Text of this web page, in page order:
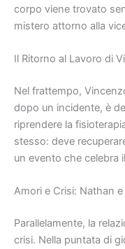
corpo viene trovato
mistero attorno alla
Il Ritorno al Lavoro di
Nel frattempo,
dopo un incidente, è
riprendere la
stesso: deve
un evento che celebra
Amori e Crisi: Nathan e
Parallelamente, la
crisi. Nella puntata di